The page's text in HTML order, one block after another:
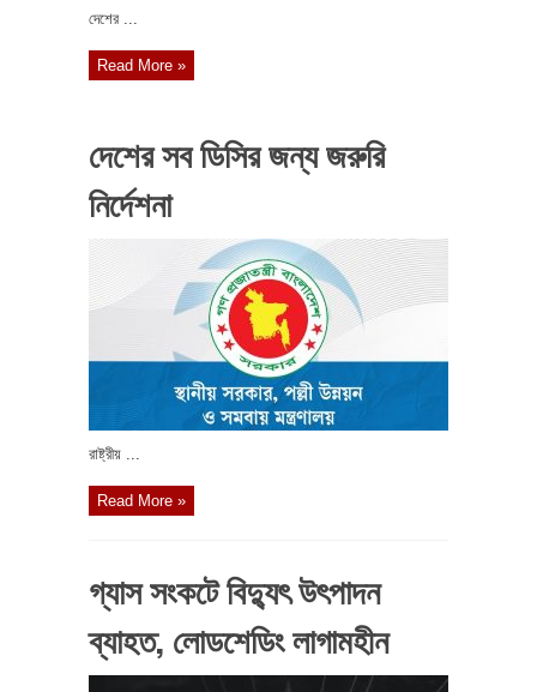
দেশের ...
Read More »
দেশের সব ডিসির জন্য জরুরি
নির্দেশনা
রাষ্ট্রীয় ...
Read More »
গ্যাস সংকটে বিদ্যুৎ উৎপাদন
ব্যাহত, লোডশেডিং লাগামহীন